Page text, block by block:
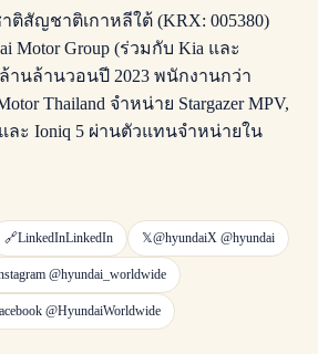
สัญชาติเกาหลีใต้ (KRX: 005380)
Motor Group (ร่วมกับ Kia และ
ล้านล้านวอนปี 2023 พนักงานกว่า
Thailand จำหน่าย Stargazer MPV,
และ Ioniq 5 ผ่านตัวแทนจำหน่ายใน
🔗LinkedInLinkedIn 𝕏@hyundaiX @hyundai
@hyundai_worldwide
@HyundaiWorldwide